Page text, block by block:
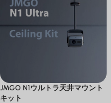
JMGO N1ウルトラ天井マウント
キット